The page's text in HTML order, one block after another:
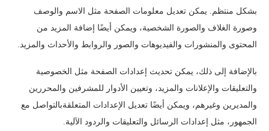
بشكل منتظم. يمكن تعديل معلومات الصفحة مثل الاسم والوصف
وصورة الغلاف والصورة الشخصية، ويمكن أيضًا إضافة المزيد من
المحتوى والمنشورات والفيديوهات والصور والروابط والأحداث والمزيد.
بالإضافة إلى ذلك، يمكن تحديث إعدادات الصفحة مثل الخصوصية
والتعليقات والإعلانات والمزيد، وتعيين الأدوار للمشرفين والمحررين
والمديرين وغيرهم، ويمكن أيضًا تعديل الإعدادات المتعلقةبالتواصل مع
الجمهور، مثل إعدادات الرسائل والتعليقات والردود الآلية.